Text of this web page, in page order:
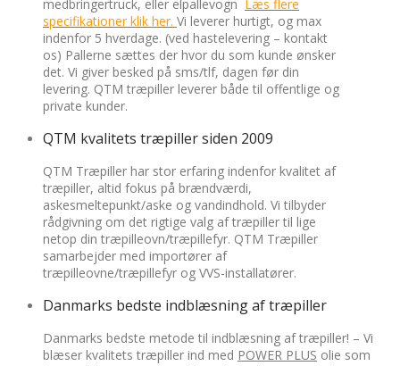
medbringertruck, eller elpallevogn Læs flere
specifikationer klik her. Vi leverer hurtigt, og max
indenfor 5 hverdage. (ved hastelevering – kontakt
os) Pallerne sættes der hvor du som kunde ønsker
det. Vi giver besked på sms/tlf, dagen før din
levering. QTM træpiller leverer både til offentlige og
private kunder.
QTM kvalitets træpiller siden 2009
QTM Træpiller har stor erfaring indenfor kvalitet af
træpiller, altid fokus på brændværdi,
askesmeltepunkt/aske og vandindhold. Vi tilbyder
rådgivning om det rigtige valg af træpiller til lige
netop din træpilleovn/træpillefyr. QTM Træpiller
samarbejder med importører af
træpilleovne/træpillefyr og VVS-installatører.
Danmarks bedste indblæsning af træpiller
Danmarks bedste metode til indblæsning af træpiller! – Vi
blæser kvalitets træpiller ind med POWER PLUS olie som